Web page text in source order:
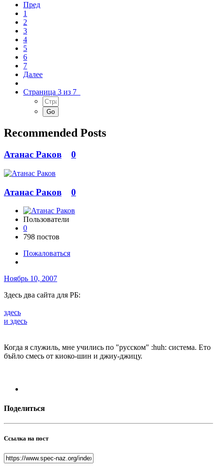
Пред
1
2
3
4
5
6
7
Далее
Страница 3 из 7
Recommended Posts
Атанас Раков 0
Атанас Раков 0
Пользователи
0
798 постов
Пожаловаться
Ноябрь 10, 2007
Здесь два сайта для РБ:
здесь
и здесь
Когда я служиль, мне учились по "русском" :huh: система. Ето
бъйло смесь от киоко-шин и джиу-джицу.
Поделиться
Ссылка на пост